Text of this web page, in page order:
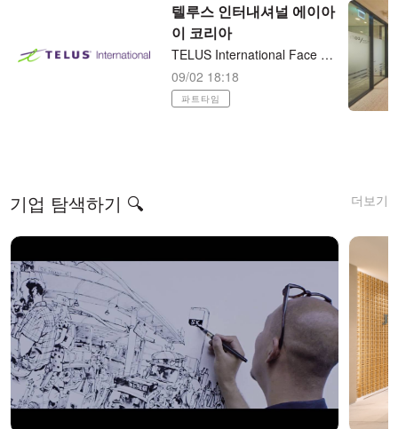
텔루스 인터내셔널 에이아
이 코리아
TELUS International Face Deduplication Collection 재택근무
09/02 18:18
파트타임
더보기
기업 탐색하기 🔍